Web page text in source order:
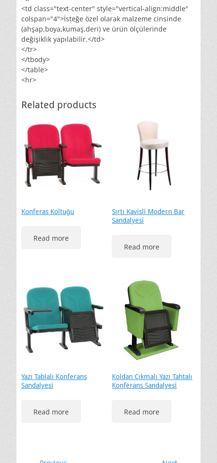
<td class="text-center" style="vertical-align:middle"
colspan="4">İsteğe özel olarak malzeme cinsinde
(ahşap,boya,kumaş,deri) ve ürün ölçülerinde
değişiklik yapılabilir.</td>
</tr>
</tbody>
</table>
<hr>
Related products
Konferas Koltuğu
Read more
Sırtı Kavisli Modern Bar
Sandalyesi
Read more
Yazı Tablalı Konferans
Sandalyesi
Read more
Koldan Çıkmalı Yazı Tahtalı
Konferans Sandalyesi
Read more